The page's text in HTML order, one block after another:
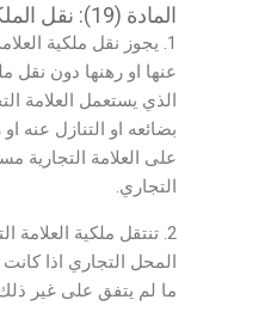
المادة (19): نقل الملكية
1. يجوز نقل ملكية
عنها او رهنها دون نقل
الذي يستعمل العلامة
بضائعه او التنازل عنه
على العلامة التجارية
التجاري.
2. تنتقل ملكية العلامة
المحل التجاري اذا
ما لم يتفق على غير